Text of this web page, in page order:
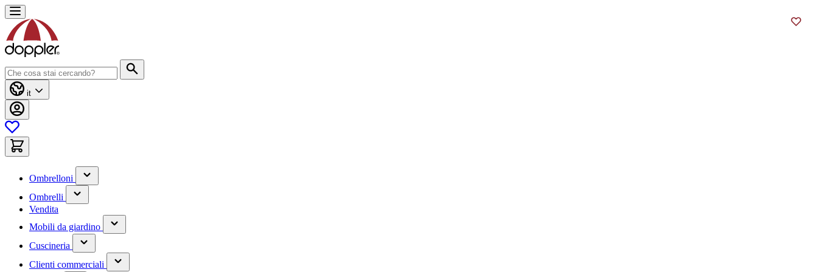
Salta
al
contenuto
it
Ombrelloni
(contiene
un
sottomenu)
Ombrelli
(contiene
un
Vendita
Mobili da giardino
(contiene
un
Cuscineria
(contiene
un
sottomenu)
Clienti commerciali
(has
submenu)